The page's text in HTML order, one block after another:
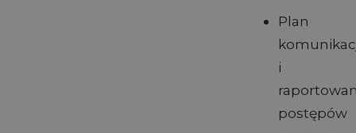
Plan
i
postępów